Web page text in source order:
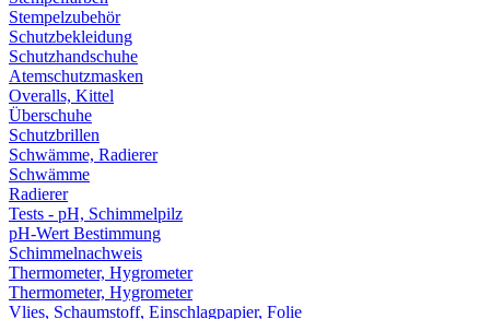
Stempelzubehör
Schutzbekleidung
Schutzhandschuhe
Atemschutzmasken
Overalls, Kittel
Überschuhe
Schutzbrillen
Schwämme, Radierer
Schwämme
Radierer
Tests - pH, Schimmelpilz
pH-Wert Bestimmung
Schimmelnachweis
Thermometer, Hygrometer
Thermometer, Hygrometer
Vlies, Schaumstoff, Einschlagpapier, Folie